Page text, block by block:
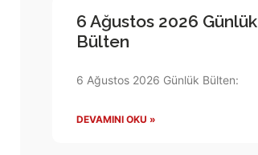
6 Ağustos 2026 Günlük
Bülten
6 Ağustos 2026 Günlük Bülten:
DEVAMINI OKU »